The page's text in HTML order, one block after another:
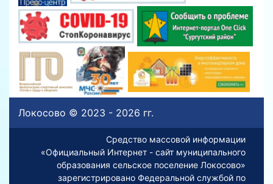
Локосово © 2023 - 2026 гг.
Средство массовой информации
«Официальный Интернет - сайт муниципального
образования сельское поселение Локосово»
зарегистрировано Федеральной службой по